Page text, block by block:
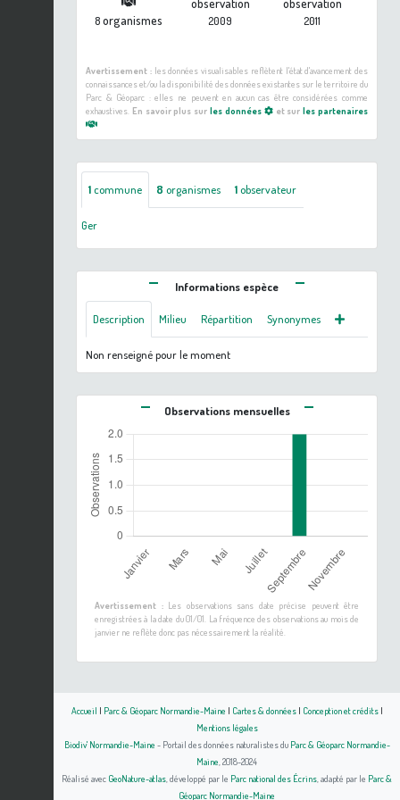
8organismes 2009 2011
Avertissement :les données visualisables reflètent l'état d'avancement des
connaissances et/ou la disponibilité des données existantes sur le territoire du
Parc & Géoparc : elles ne peuvent en aucun cas être considérées comme
exhaustives. En savoir plus sur les données et surles partenaires
1commune 8 organismes 1observateur
Ger
Informations espèce
Description Milieu Répartition Synonymes
Non renseigné pour le moment
Observations mensuelles
Avertissement :Les observations sans date précise peuvent être
enregistrées à la date du 01/01. La fréquence des observations au mois de
janvier ne reflète donc pas nécessairement la réalité.
Accueil | Parc & Géoparc Normandie-Maine | Cartes & données| Conception et crédits|
Mentions légales
Biodiv' Normandie-Maine - Portail des données naturalistes du Parc & Géoparc Normandie-
Maine , 2018-2024
Réalisé avec GeoNature-atlas , développé par le Parc national des Écrins , adapté par le Parc &
Géoparc Normandie-Maine